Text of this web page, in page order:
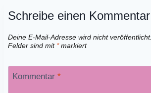
Schreibe einen Kommentar
Deine E-Mail-Adresse wird nicht veröffentlicht.
Felder sind mit *markiert
Kommentar *